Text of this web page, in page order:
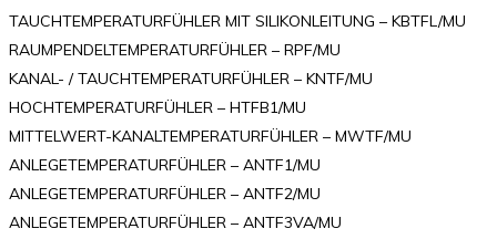
TAUCHTEMPERATURFÜHLER MIT SILIKONLEITUNG – KBTFL/MU
RAUMPENDELTEMPERATURFÜHLER – RPF/MU
KANAL- / TAUCHTEMPERATURFÜHLER – KNTF/MU
HOCHTEMPERATURFÜHLER – HTFB1/MU
MITTELWERT-KANALTEMPERATURFÜHLER – MWTF/MU
ANLEGETEMPERATURFÜHLER – ANTF1/MU
ANLEGETEMPERATURFÜHLER – ANTF2/MU
ANLEGETEMPERATURFÜHLER – ANTF3VA/MU